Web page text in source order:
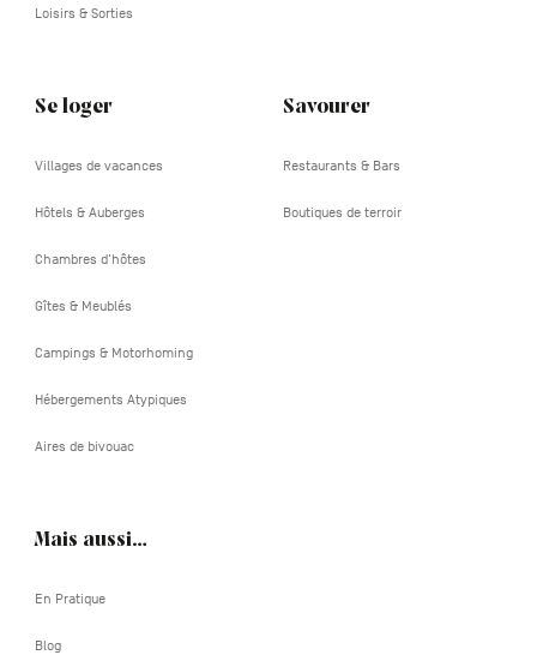
Loisirs & Sorties
Se loger
Villages de vacances
Hôtels & Auberges
Chambres d'hôtes
Gîtes & Meublés
Campings & Motorhoming
Hébergements Atypiques
Aires de bivouac
Savourer
Restaurants & Bars
Boutiques de terroir
Mais aussi…
En Pratique
Blog